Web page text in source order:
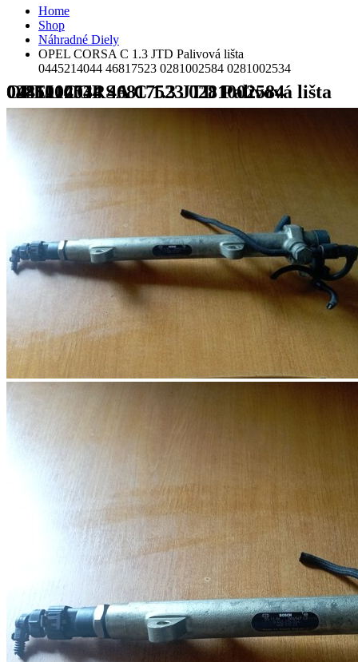
Home
Shop
Náhradné Diely
OPEL CORSA C 1.3 JTD Palivová lišta
0445214044 46817523 0281002584 0281002534
OPEL CORSA C 1.3 JTD Palivová lišta 0445214044 46817523 0281002584 0281002534